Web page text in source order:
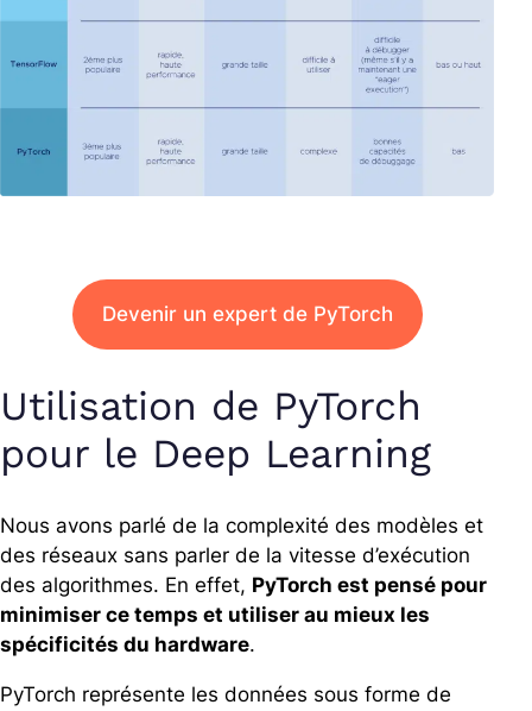
Devenir un expert de PyTorch
Utilisation de PyTorch
pour le Deep Learning
Nous avons parlé de la complexité des modèles et
des réseaux sans parler de la vitesse d’exécution
des algorithmes. En effet, PyTorch est pensé pour
minimiser ce temps et utiliser au mieux les
spécificités du hardware.
PyTorch représente les données sous forme de